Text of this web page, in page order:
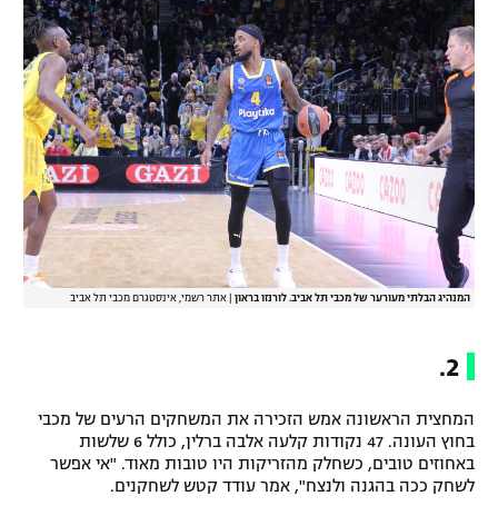
המנהיג הבלתי מעורער של מכבי תל אביב. לורנזו בראון אתר רשמי, אינסטגרם מכבי תל אביב
2.
המחצית הראשונה אמש הזכירה את המשחקים הרעים של מכבי
בחוץ העונה. 47 נקודות קלעה אלבה ברלין, כולל 6 שלשות
באחוזים טובים, כשחלק מהזריקות היו טובות מאוד. "אי אפשר
לשחק ככה בהגנה ולנצח", אמר עודד קטש לשחקנים.